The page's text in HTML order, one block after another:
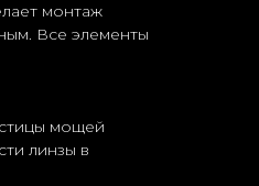
монтаж
Все элементы
мощей
линзы в